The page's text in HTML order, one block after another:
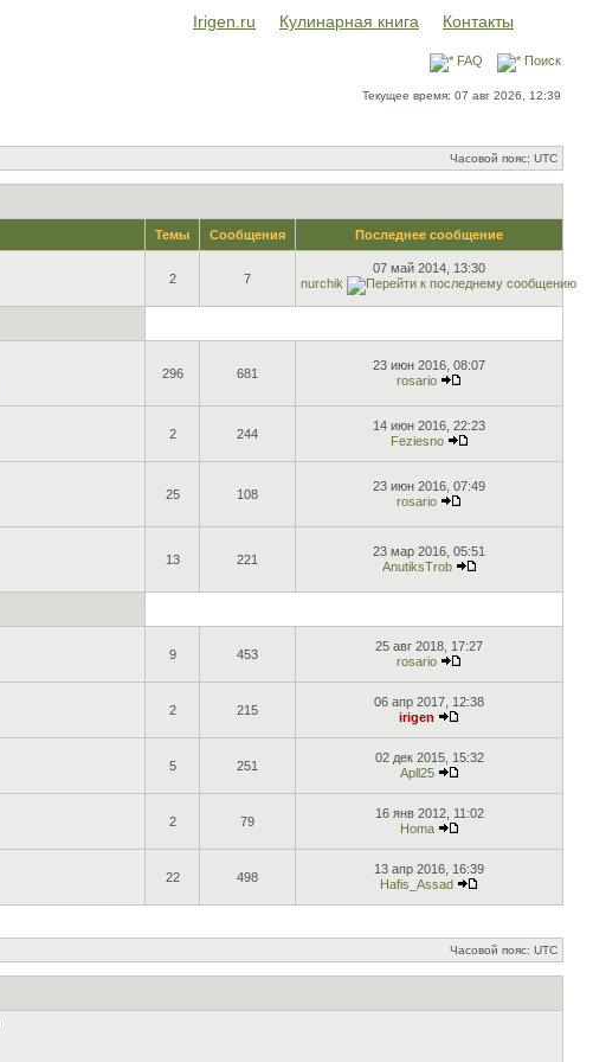
Irigen.ru Кулинарная книга Контакты
FAQ Поиск
Текущее время: 07 авг 2026, 12:39
Часовой пояс: UTC
Темы Сообщения Последнее сообщение
2 7
07 май 2014, 13:30
nurchik
296 681
23 июн 2016, 08:07
rosario
2 244
14 июн 2016, 22:23
Feziesno
25 108
23 июн 2016, 07:49
rosario
13 221
23 мар 2016, 05:51
AnutiksTrob
9 453
25 авг 2018, 17:27
rosario
2 215
06 апр 2017, 12:38
irigen
5 251
02 дек 2015, 15:32
Apll25
2 79
16 янв 2012, 11:02
Homa
22 498
13 апр 2016, 16:39
Hafis_Assad
Часовой пояс: UTC